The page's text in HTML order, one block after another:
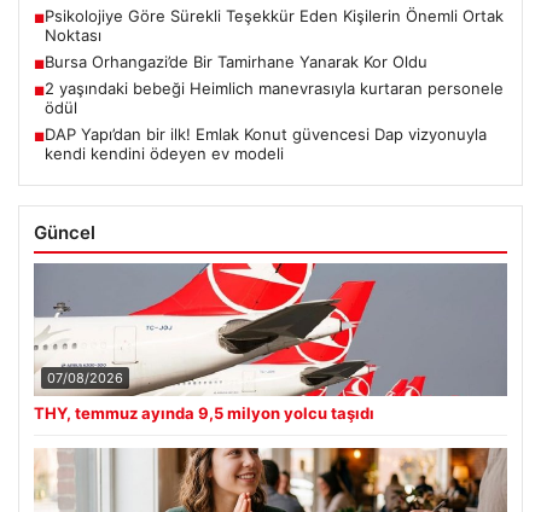
■Psikolojiye Göre Sürekli Teşekkür Eden Kişilerin Önemli Ortak
Noktası
■Bursa Orhangazi’de Bir Tamirhane Yanarak Kor Oldu
■2 yaşındaki bebeği Heimlich manevrasıyla kurtaran personele
ödül
■DAP Yapı’dan bir ilk! Emlak Konut güvencesi Dap vizyonuyla
kendi kendini ödeyen ev modeli
Güncel
07/08/2026
THY, temmuz ayında 9,5 milyon yolcu taşıdı